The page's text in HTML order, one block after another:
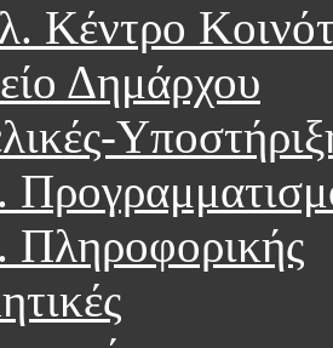
Κέντρο
Δημάρχου
Πληροφορικής